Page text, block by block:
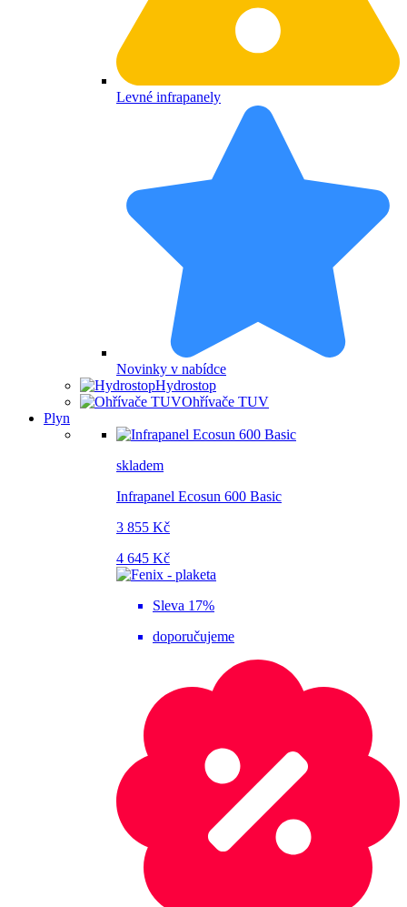
Levné infrapanely
Novinky v nabídce
Hydrostop
Ohřívače TUV
Plyn
skladem
Infrapanel Ecosun 600 Basic
3 855 Kč
4 645 Kč
Sleva 17%
doporučujeme